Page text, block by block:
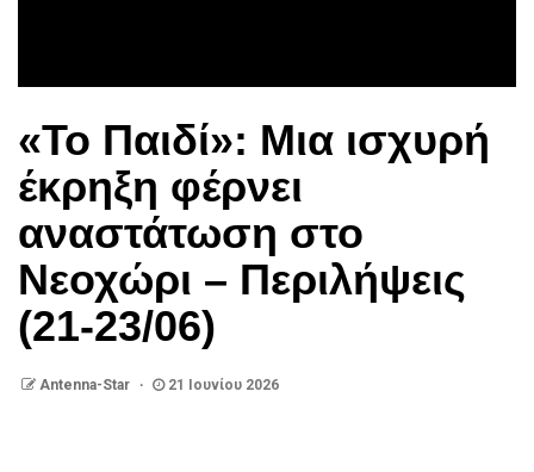
«Το Παιδί»: Μια ισχυρή
έκρηξη φέρνει
αναστάτωση στο
Νεοχώρι – Περιλήψεις
(21-23/06)
Antenna-Star 21 Ιουνίου 2026